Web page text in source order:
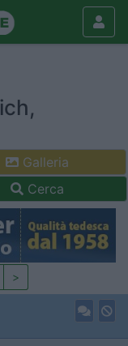
Galleria
Cerca
>